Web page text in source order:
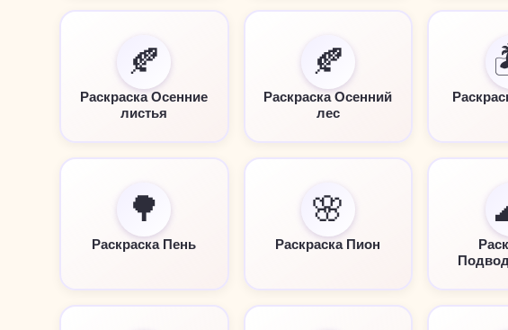
🍂
Раскраска Осенние
листья
🍂
Раскраска Осенний
лес
🌳
Раскраска Пень
🌸
Раскраска Пион